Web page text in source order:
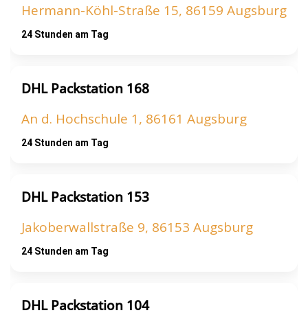
Hermann-Köhl-Straße 15, 86159 Augsburg
24 Stunden am Tag
DHL Packstation 168
An d. Hochschule 1, 86161 Augsburg
24 Stunden am Tag
DHL Packstation 153
Jakoberwallstraße 9, 86153 Augsburg
24 Stunden am Tag
DHL Packstation 104